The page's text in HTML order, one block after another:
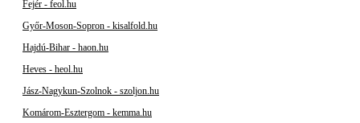
Fejér - feol.hu
Győr-Moson-Sopron - kisalfold.hu
Hajdú-Bihar - haon.hu
Heves - heol.hu
Jász-Nagykun-Szolnok - szoljon.hu
Komárom-Esztergom - kemma.hu